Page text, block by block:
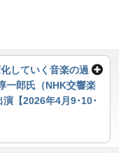
していく音楽の過
一郎氏（NHK交響楽
【2026年4月9･10･